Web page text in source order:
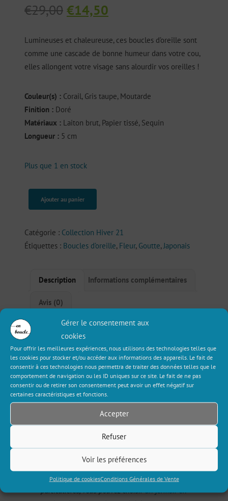
Gérer le consentement aux
cookies
Pour offrir les meilleures expériences, nous utilisons des technologies telles que
les cookies pour stocker et/ou accéder aux informations des appareils. Le fait de
consentir à ces technologies nous permettra de traiter des données telles que le
comportement de navigation ou les ID uniques sur ce site. Le fait de ne pas
consentir ou de retirer son consentement peut avoir un effet négatif sur
certaines caractéristiques et fonctions.
Accepter
Refuser
Voir les préférences
Politique de cookiesConditions Générales de Vente
€29,00 Le
initial
était :
€29,00.
€14,50
actuel
est :
€14,50.
Lumineuses et chaleureuse, ces boucles d’oreille sont
comme une cascade de bonne humeur dans votre cou,
elles allongent votre visage sans alourdir vos oreilles !
Couleur(s) : Corail, Gris taupe, Moutarde
Finition : Doré
Matériaux : Laiton brut, Papier tissé, Sequin
Longueur : 5 cm
Plus que 1 en stock
quantité
Alina
Ajouter au panier
Catégorie : Collection Hiver 21
Étiquettes : Boucles d’oreille, Fleur, Goutte, Japonais
Description Informations complémentaires
Avis (0)
Description
Cette longue paire de boucles d’oreille toute
en transparence et légèreté allie des
couleurs chaudes et lumineuses ! On adore
son côté bohème super fondant !
Tous nos produits sont garantis sans plomb,
sans nickel et sans cadmium.
Toutefois, si vous avez des allergies
particulières, vous pouvez choisirun fermoir en